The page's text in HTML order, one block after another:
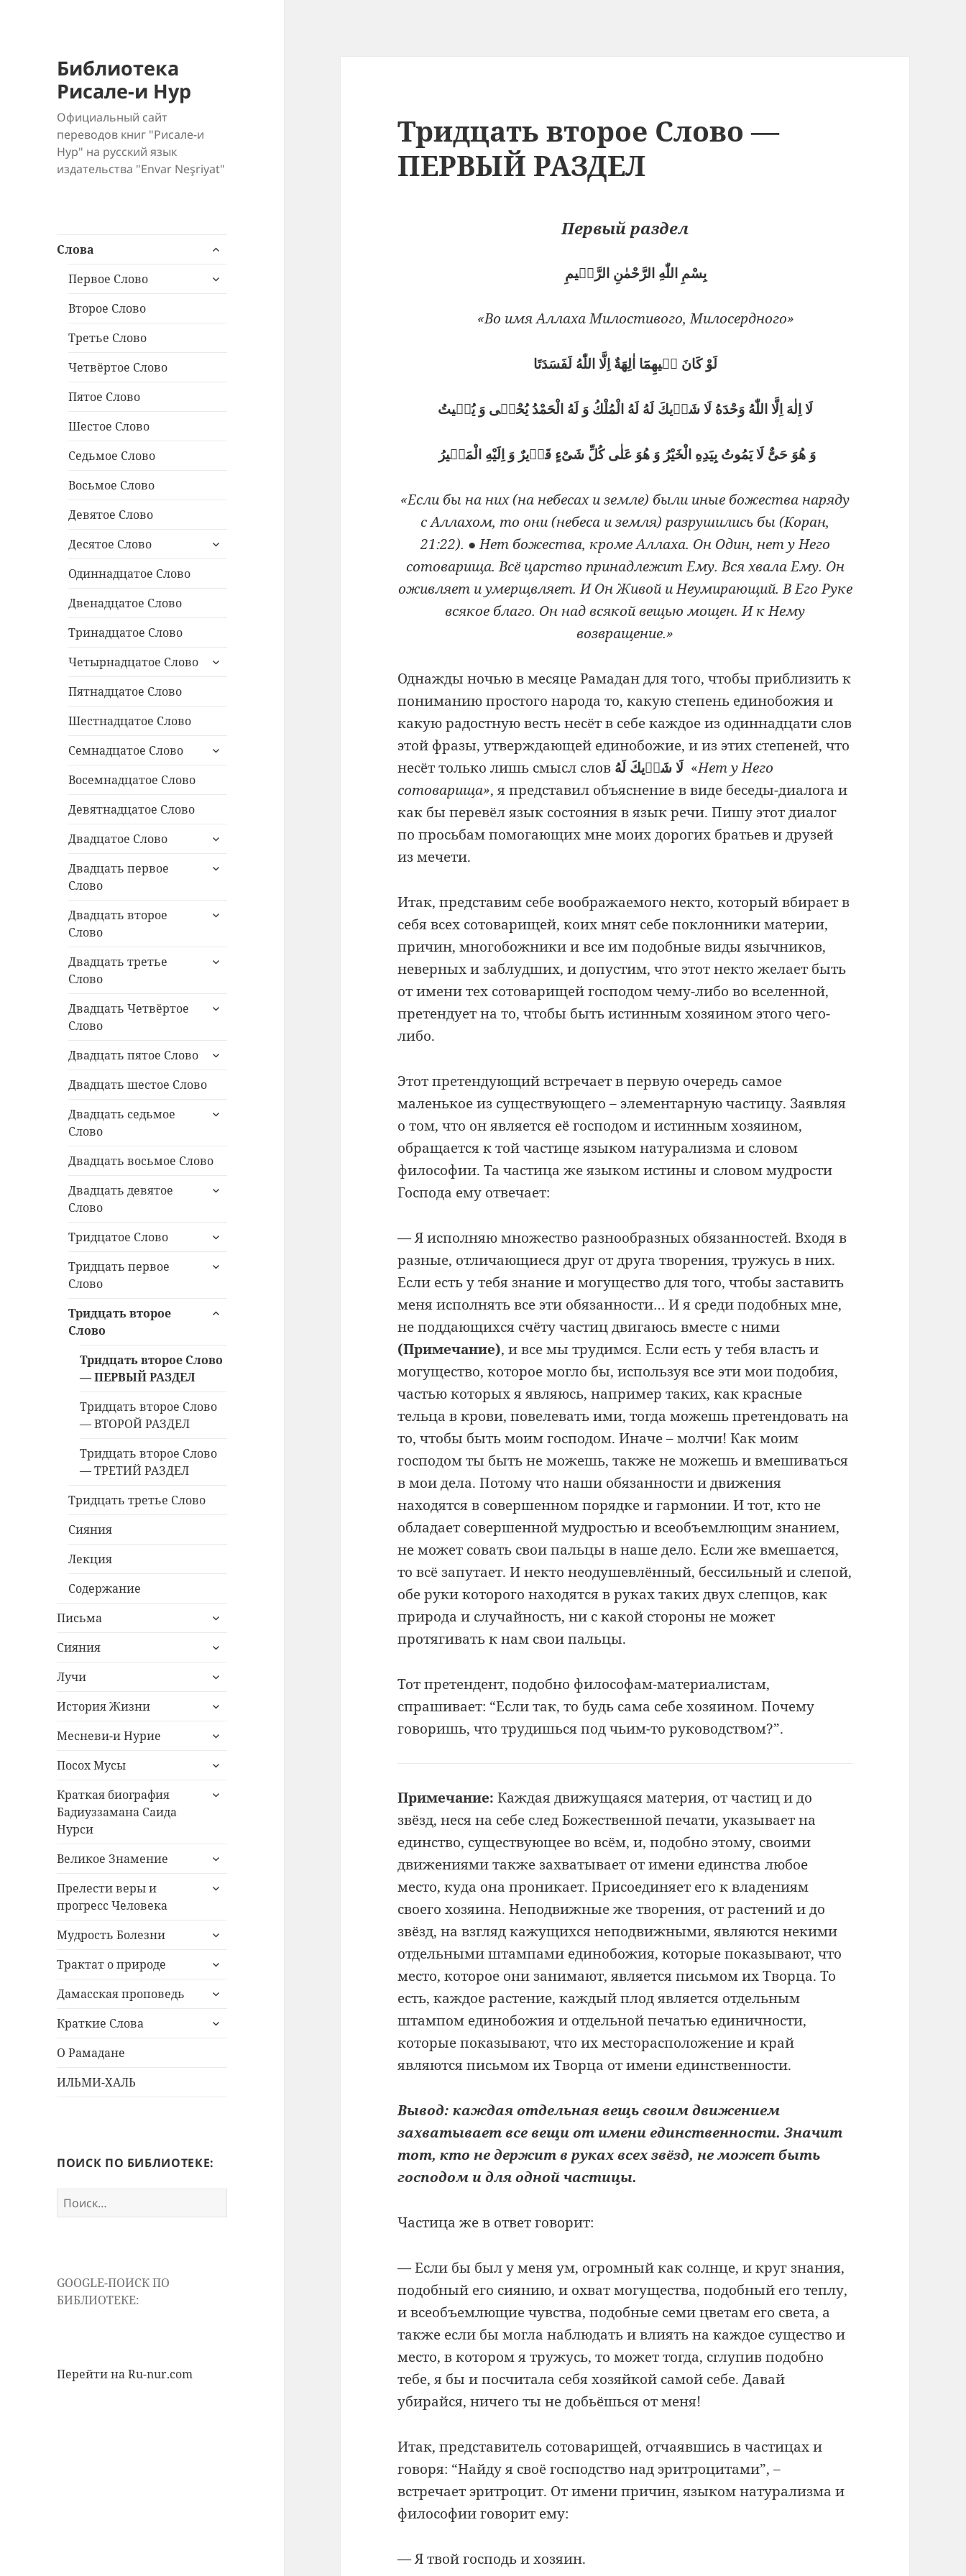
Библиотека
Рисале-и Нур
Официальный сайт
переводов книг "Рисале-и
Нур" на русский язык
издательства "Envar Neşriyat"
Слова
раскрыть
меню
Первое Слово
раскрыть
Второе Слово
Третье Слово
Четвёртое Слово
Пятое Слово
Шестое Слово
Седьмое Слово
Восьмое Слово
Девятое Слово
Десятое Слово
раскрыть
Одиннадцатое Cлово
Двенадцатое Слово
Тринадцатое Слово
Четырнадцатое Слово
раскрыть
Пятнадцатое Слово
Шестнадцатое Слово
Семнадцатое Слово
раскрыть
Восемнадцатое Слово
Девятнадцатое Слово
Двадцатое Слово
раскрыть
меню
Двадцать первое
Слово
раскрыть
Двадцать второе
Слово
раскрыть
Двадцать третье
Слово
раскрыть
Двадцать Четвёртое
Слово
раскрыть
Двадцать пятое Слово
раскрыть
меню
Двадцать шестое Слово
Двадцать седьмое
Слово
раскрыть
Двадцать восьмое Слово
Двадцать девятое
Слово
раскрыть
Тридцатое Слово
раскрыть
меню
Тридцать первое
Слово
раскрыть
Тридцать второе
Слово
раскрыть
Тридцать второе Слово
— ПЕРВЫЙ РАЗДЕЛ
Тридцать второе Слово
— ВТОРОЙ РАЗДЕЛ
Тридцать второе Слово
— ТРЕТИЙ РАЗДЕЛ
Тридцать третье Слово
Сияния
Лекция
Содержание
Письма
раскрыть
меню
Сияния
раскрыть
меню
Лучи
раскрыть
меню
История Жизни
раскрыть
меню
Месневи-и Нурие
раскрыть
меню
Посох Мусы
раскрыть
меню
Краткая биография
Бадиуззамана Саида
Нурси
раскрыть
Великое Знамение
раскрыть
меню
Прелести веры и
прогресс Человека
раскрыть
Мудрость Болезни
раскрыть
меню
Трактат о природе
раскрыть
меню
Дамасская проповедь
раскрыть
меню
Краткие Слова
раскрыть
О Рамадане
ИЛЬМИ-ХАЛЬ
ПОИСК ПО БИБЛИОТЕКЕ:
Найти:
GOOGLE-ПОИСК ПО
БИБЛИОТЕКЕ:
Перейти на Ru-nur.com
Тридцать второе Слово —
ПЕРВЫЙ РАЗДЕЛ
Первый раздел
بِسْمِ اللّٰهِ الرَّحْمٰنِ الرَّحٖيمِ
«Во имя Аллаха Милостивого, Милосердного»
لَوْ كَانَ فٖيهِمَٓا اٰلِهَةٌ اِلَّا اللّٰهُ لَفَسَدَتَا
لَا اِلٰهَ اِلَّا اللّٰهُ وَحْدَهُ لَا شَرٖيكَ لَهُ لَهُ الْمُلْكُ وَ لَهُ الْحَمْدُ يُحْيٖى وَ يُمٖيتُ
وَ هُوَ حَىٌّ لَا يَمُوتُ بِيَدِهِ الْخَيْرُ وَ هُوَ عَلٰى كُلِّ شَىْءٍ قَدٖيرٌ وَ اِلَيْهِ الْمَصٖيرُ
«Если бы на них (на небесах и земле) были иные божества наряду
с Аллахом, то они (небеса и земля) разрушились бы (Коран,
21:22). ● Нет божества, кроме Аллаха. Он Один, нет у Него
сотоварища. Всё царство принадлежит Ему. Вся хвала Ему. Он
оживляет и умерщвляет. И Он Живой и Неумирающий. В Его Руке
всякое благо. Он над всякой вещью мощен. И к Нему
возвращение.»
Однажды ночью в месяце Рамадан для того, чтобы приблизить к
пониманию простого народа то, какую степень единобожия и
какую радостную весть несёт в себе каждое из одиннадцати слов
этой фразы, утверждающей единобожие, и из этих степеней, что
несёт только лишь смысл слов
لَا شَرٖيكَ لَهُ «Нет у Него
сотоварища», я представил объяснение в виде беседы-диалога и
как бы перевёл язык состояния в язык речи. Пишу этот диалог
по просьбам помогающих мне моих дорогих братьев и друзей
из мечети.
Итак, представим себе воображаемого некто, который вбирает в
себя всех сотоварищей, коих мнят себе поклонники материи,
причин, многобожники и все им подобные виды язычников,
неверных и заблудших, и допустим, что этот некто желает быть
от имени тех сотоварищей господом чему-либо во вселенной,
претендует на то, чтобы быть истинным хозяином этого чего-
либо.
Этот претендующий встречает в первую очередь самое
маленькое из существующего – элементарную частицу. Заявляя
о том, что он является её господом и истинным хозяином,
обращается к той частице языком натурализма и словом
философии. Та частица же языком истины и словом мудрости
Господа ему отвечает:
— Я исполняю множество разнообразных обязанностей. Входя в
разные, отличающиеся друг от друга творения, тружусь в них.
Если есть у тебя знание и могущество для того, чтобы заставить
меня исполнять все эти обязанности… И я среди подобных мне,
не поддающихся счёту частиц двигаюсь вместе с ними
(Примечание), и все мы трудимся. Если есть у тебя власть и
могущество, которое могло бы, используя все эти мои подобия,
частью которых я являюсь, например таких, как красные
тельца в крови, повелевать ими, тогда можешь претендовать на
то, чтобы быть моим господом. Иначе – молчи! Как моим
господом ты быть не можешь, также не можешь и вмешиваться
в мои дела. Потому что наши обязанности и движения
находятся в совершенном порядке и гармонии. И тот, кто не
обладает совершенной мудростью и всеобъемлющим знанием,
не может совать свои пальцы в наше дело. Если же вмешается,
то всё запутает. И некто неодушевлённый, бессильный и слепой,
обе руки которого находятся в руках таких двух слепцов, как
природа и случайность, ни с какой стороны не может
протягивать к нам свои пальцы.
Тот претендент, подобно философам-материалистам,
спрашивает: “Если так, то будь сама себе хозяином. Почему
говоришь, что трудишься под чьим-то руководством?”.
Примечание: Каждая движущаяся материя, от частици до
звёзд, неся на себе след Божественнойпечати, указывает на
единство, существующеево всём, и, подобно этому, своими
движениями также захватывает от имени единства любое
место, куда она проникает.Присоединяет его к владениям
своегохозяина. Неподвижные же творения, отрастений и до
звёзд, на взгляд кажущихсянеподвижными, являются некими
отдельнымиштампами единобожия, которые показывают,что
место, которое они занимают, являетсяписьмом их Творца. То
есть, каждоерастение, каждый плод является отдельным
штампом единобожия и отдельной печатью единичности,
которые показывают, чтоих месторасположение и край
являютсяписьмом их Творца от имени единственности.
Вывод:каждая отдельная вещь своим движением
захватывает все вещи от имениединственности. Значит
тот, кто недержит в руках всех звёзд, не может быть
господом и для одной частицы.
Частица же в ответ говорит:
— Если бы был у меня ум, огромный как солнце, и круг знания,
подобный его сиянию, и охват могущества, подобный его теплу,
и всеобъемлющие чувства, подобные семи цветам его света, а
также если бы могла наблюдать и влиять на каждое существо и
место, в котором я тружусь, то может тогда, сглупив подобно
тебе, я бы и посчитала себя хозяйкой самой себе. Давай
убирайся, ничего ты не добьёшься от меня!
Итак, представитель сотоварищей, отчаявшись в частицах и
говоря: “Найду я своё господство над эритроцитами”, –
встречает эритроцит. От имени причин, языком натурализма и
философии говорит ему:
— Я твой господь и хозяин.